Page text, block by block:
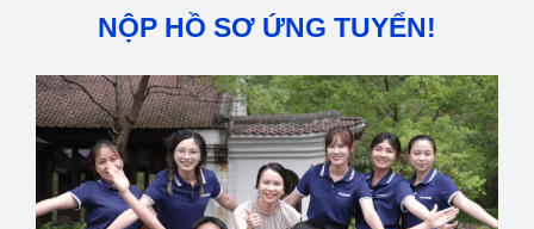
NỘP HỒ SƠ ỨNG TUYỂN!